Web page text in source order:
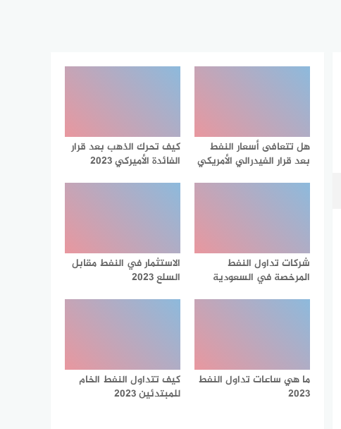
هل تتعافى أسعار النفط
بعد قرار الفيدرالي الأمريكي
كيف تحرك الذهب بعد قرار
الفائدة الأميركي 2023
شركات تداول النفط
المرخصة في السعودية
الاستثمار في النفط مقابل
السلع 2023
ما هي ساعات تداول النفط
2023
كيف تتداول النفط الخام
للمبتدئين 2023